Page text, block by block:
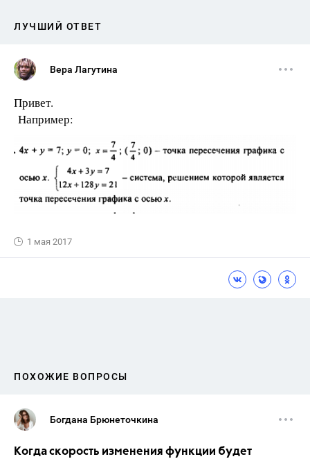
ЛУЧШИЙ ОТВЕТ
Вера Лагутина
Привет.
Например:
1 мая 2017
ПОХОЖИЕ ВОПРОСЫ
Богдана Брюнеточкина
Когда скорость изменения функции будет